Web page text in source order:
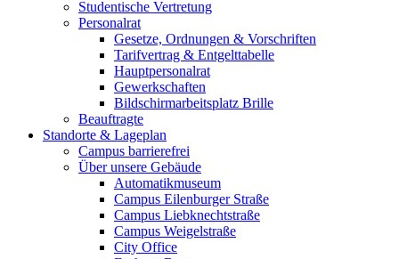
Studentische Vertretung
Personalrat
Gesetze, Ordnungen & Vorschriften
Tarifvertrag & Entgelttabelle
Hauptpersonalrat
Gewerkschaften
Bildschirmarbeitsplatz Brille
Beauftragte
Standorte & Lageplan
Campus barrierefrei
Über unsere Gebäude
Automatikmuseum
Campus Eilenburger Straße
Campus Liebknechtstraße
Campus Weigelstraße
City Office